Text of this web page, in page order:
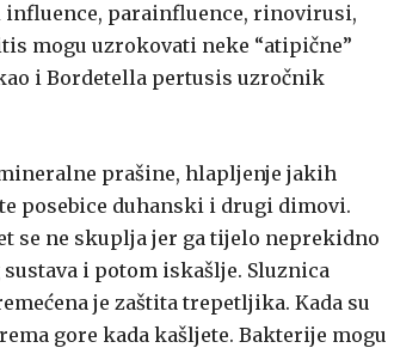
parainfluence, rinovirusi,
mogu uzrokovati neke “atipične”
i Bordetella pertusis uzročnik
prašine, hlapljenje jakih
posebice duhanski i drugi dimovi.
se ne skuplja jer ga tijelo neprekidno
i potom iskašlje. Sluznica
je zaštita trepetljika. Kada su
gore kada kašljete. Bakterije mogu